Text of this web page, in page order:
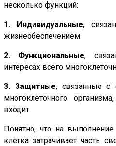
несколько функций:
1. Индивидуальные,
жизнеобеспечением
2. Функциональные,
интересах всего
3. Защитные, связанные с
многоклеточного
входит.
Понятно, что на
клетка затрачивает часть